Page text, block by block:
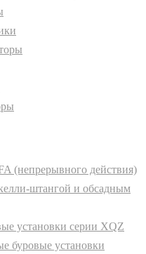
(непрерывного действия)
штангой и обсадным
установки серии XQZ
буровые установки